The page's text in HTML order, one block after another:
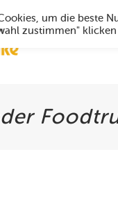
um die beste
zustimmen"